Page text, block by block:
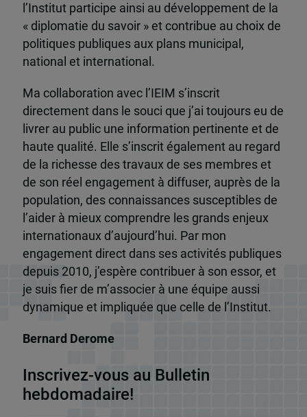
l’Institut participe ainsi au développement de la
« diplomatie du savoir » et contribue au choix de
politiques publiques aux plans municipal,
national et international.
Ma collaboration avec l’IEIM s’inscrit
directement dans le souci que j’ai toujours eu de
livrer au public une information pertinente et de
haute qualité. Elle s’inscrit également au regard
de la richesse des travaux de ses membres et
de son réel engagement à diffuser, auprès de la
population, des connaissances susceptibles de
l’aider à mieux comprendre les grands enjeux
internationaux d’aujourd’hui. Par mon
engagement direct dans ses activités publiques
depuis 2010, j’espère contribuer à son essor, et
je suis fier de m’associer à une équipe aussi
dynamique et impliquée que celle de l’Institut.
Bernard Derome
Inscrivez-vous au Bulletin
hebdomadaire!